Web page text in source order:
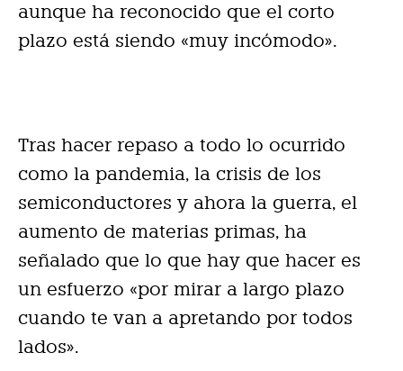
aunque ha reconocido que el corto
plazo está siendo «muy incómodo».
Tras hacer repaso a todo lo ocurrido
como la pandemia, la crisis de los
semiconductores y ahora la guerra, el
aumento de materias primas, ha
señalado que lo que hay que hacer es
un esfuerzo «por mirar a largo plazo
cuando te van a apretando por todos
lados».